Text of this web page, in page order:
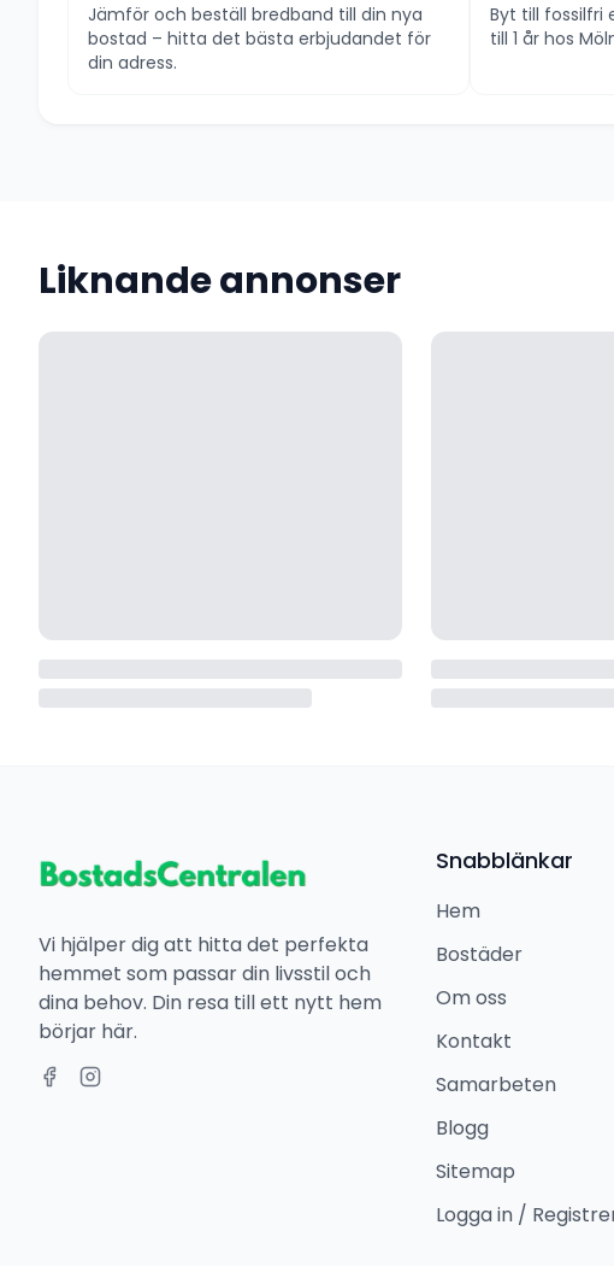
Jämför och beställ bredband till din nya
bostad – hitta det bästa erbjudandet för
din adress.
Byt till fossilfri
till 1 år hos
Liknande annonser
Vi hjälper dig att hitta det perfekta
hemmet som passar din livsstil och
dina behov. Din resa till ett nytt hem
börjar här.
Snabblänkar
Hem
Bostäder
Om oss
Kontakt
Samarbeten
Blogg
Sitemap
Logga in /